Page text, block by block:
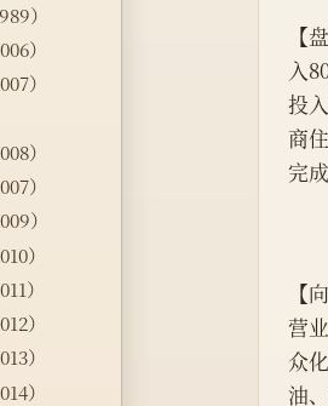
）
）
）
）
）
）
）
）
）
）
）
【
入
投
商
完
【
营
众
油